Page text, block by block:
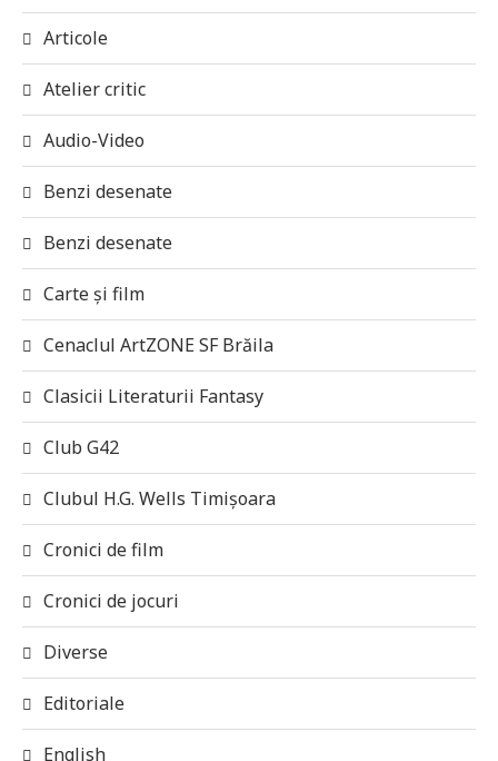
Articole
Atelier critic
Audio-Video
Benzi desenate
Benzi desenate
Carte și film
Cenaclul ArtZONE SF Brăila
Clasicii Literaturii Fantasy
Club G42
Clubul H.G. Wells Timișoara
Cronici de film
Cronici de jocuri
Diverse
Editoriale
English